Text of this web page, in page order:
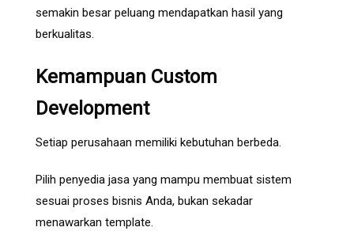
semakin besar peluang mendapatkan hasil yang
berkualitas.
Kemampuan Custom
Development
Setiap perusahaan memiliki kebutuhan berbeda.
Pilih penyedia jasa yang mampu membuat sistem
sesuai proses bisnis Anda, bukan sekadar
menawarkan template.